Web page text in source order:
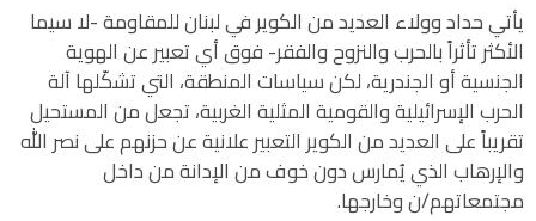
يأتي حداد وولاء العديد من الكوير في لبنان للمقاومة -لا سيما
الأكثر تأثراً بالحرب والنزوح والفقر- فوق أي تعبير عن الهوية
الجنسية أو الجندرية، لكن سياسات المنطقة، التي تشكّلها آلة
الحرب الإسرائيلية والقومية المثليةالغربية، تجعل من المستحيل
تقريباً على العديد من الكوير التعبير علانية عن حزنهم على نصر الله
والإرهاب الذي يُمارس دون خوف من الإدانة من داخل
مجتمعاتهم/ن وخارجها.